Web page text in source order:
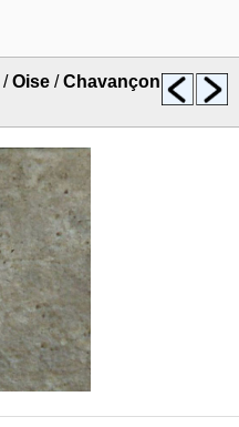
/Oise /Chavançon